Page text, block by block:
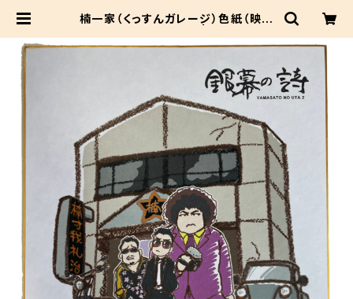
楠一家（くっすんガレージ）色紙（映画